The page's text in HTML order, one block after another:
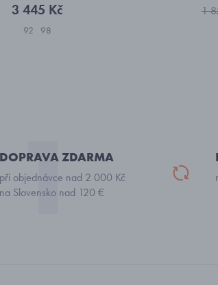
3 445 Kč
92 98
1
DOPRAVA ZDARMA
při objednávce nad 2 000 Kč
na Slovensko nad 120 €